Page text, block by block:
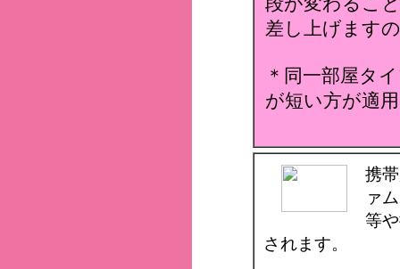
差し上げます
＊同一部屋タ
が短い方が適
携
ァ
等
されます。